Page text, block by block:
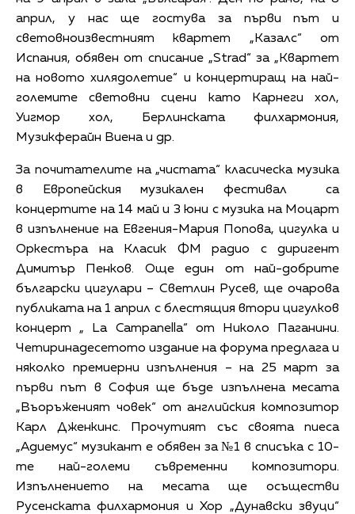
април, у нас ще гостува за първи път и
световноизвестният квартет „Казалс“ от
Испания, обявен от списание „Strad“ за „Квартет
на новото хилядолетие“ и концертиращ на най-
големите световни сцени като Карнеги хол,
Уигмор хол, Берлинската филхармония,
Музикферайн Виена и др.
За почитателите на „чистата“ класическа музика
в Европейския музикален фестивал са
концертите на 14 май и 3 юни с музика на Моцарт
в изпълнение на Евгения-Мария Попова, цигулка и
Оркестъра на Класик ФМ радио с диригент
Димитър Пенков. Още един от най-добрите
български цигулари – Светлин Русев, ще очарова
публиката на 1 април с блестящия втори цигулков
концерт „ La Campanella“ от Николо Паганини.
Четиринадесетото издание на форума предлага и
няколко премиерни изпълнения – на 25 март за
първи път в София ще бъде изпълнена месата
„Въоръженият човек“ от английския композитор
Карл Дженкинс. Прочутият със своята пиеса
„Адиемус“ музикант е обявен за №1 в списъка с 10-
те най-големи съвременни композитори.
Изпълнението на месата ще осъществи
Русенската филхармония и Хор „Дунавски звуци“